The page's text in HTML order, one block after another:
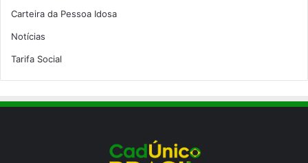
Carteira da Pessoa Idosa
Notícias
Tarifa Social